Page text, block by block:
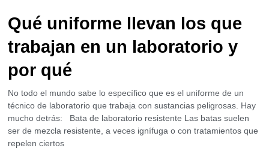
Qué uniforme llevan los que
trabajan en un laboratorio y
por qué
No todo el mundo sabe lo específico que es el uniforme de un
técnico de laboratorio que trabaja con sustancias peligrosas. Hay
mucho detrás: Bata de laboratorio resistente Las batas suelen
ser de mezcla resistente, a veces ignífuga o con tratamientos que
repelen ciertos